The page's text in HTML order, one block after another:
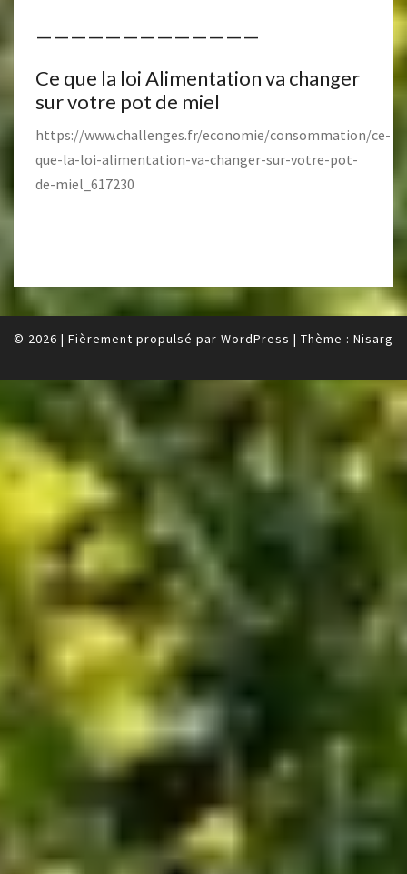
—————————————
Ce que la loi Alimentation va changer
sur votre pot de miel
https://www.challenges.fr/economie/consommation/ce-
que-la-loi-alimentation-va-changer-sur-votre-pot-
de-miel_617230
© 2026 | Fièrement propulsé par WordPress | Thème : Nisarg